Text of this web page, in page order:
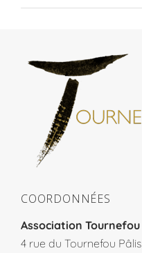
COORDONNÉES
Association Tournefou
4 rue du Tournefou Pâlis